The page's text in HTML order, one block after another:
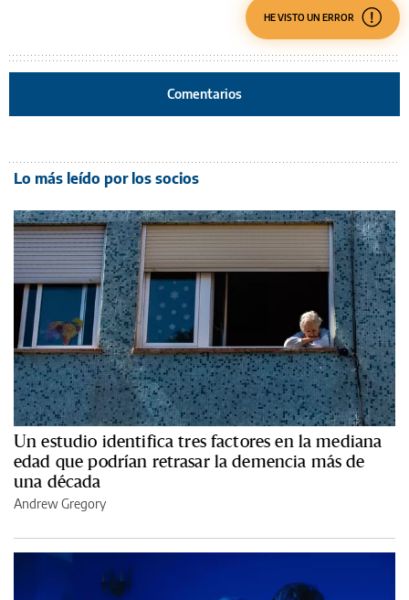
HE VISTO UN ERROR
Comentarios
Lo más leído por los socios
Un estudio identifica tres factores en la mediana
edad que podrían retrasar la demencia más de
una década
Andrew Gregory